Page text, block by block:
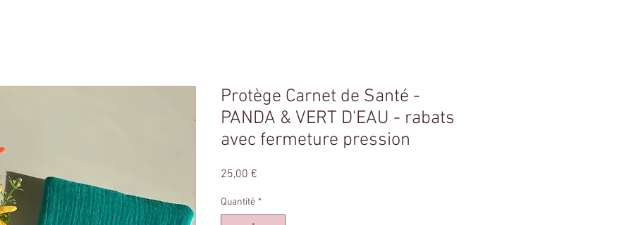
Protège Carnet de Santé -
PANDA & VERT D'EAU - rabats
avec fermeture pression
25,00 €
Quantité *